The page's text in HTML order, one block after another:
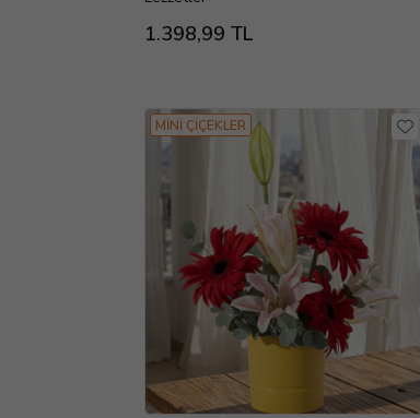
1.398,99 TL
MİNİ ÇİÇEKLER